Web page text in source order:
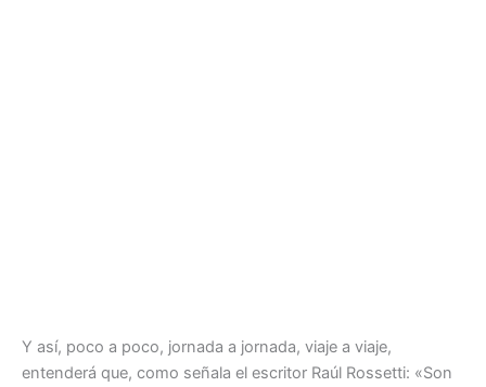
Y así, poco a poco, jornada a jornada, viaje a viaje,
entenderá que, como señala el escritor Raúl Rossetti: «Son